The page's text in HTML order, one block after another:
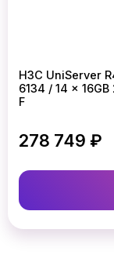
H3C UniServer
6134 / 14 x
F
278 749 ₽